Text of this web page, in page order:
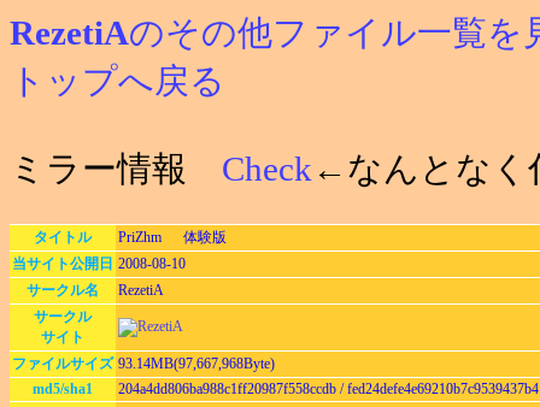
RezetiAのその他ファイル一覧を
トップへ戻る
ミラー情報 Check ←なんとなく
タイトル
PriZhm 体験版
当サイト公開日 2008-08-10
サークル名
RezetiA
サークル
サイト
ファイルサイズ 93.14MB(97,667,968Byte)
md5/sha1
204a4dd806ba988c1ff20987f558ccdb /